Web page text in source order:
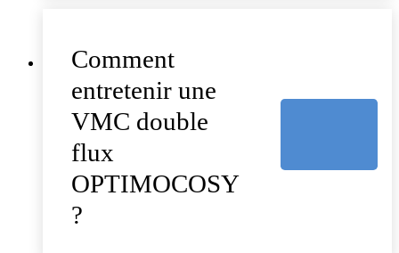
Comment
entretenir une
VMC double
flux
OPTIMOCOSY
?